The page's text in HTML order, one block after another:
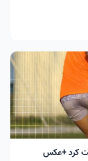
کرد +عکس